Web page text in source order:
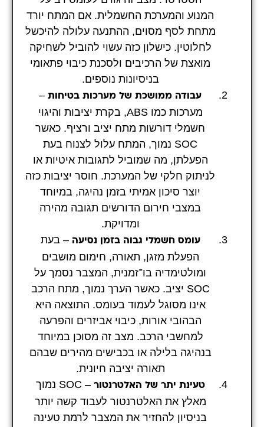
המנוע והמערכת החשמלית. אם המתח יורד
מתחת לסף מסוים, ההתנעה עלולה להיכשל
לחלוטין. כישלון כזה עשוי להוביל לשחיקה
מואצת של הרכיבים ולסכנת כיבוי פתאומי
בניסיונות נוספים.
עבודה ממושכת של מערכות בטיחות –
מערכות כמו ABS, בקרת יציבות והיגוי
חשמלי דורשות מתח יציב ורציף. כאשר
SOC נמוך, המתח עלול לצנוח בעת
הפעלתן, מה שמוביל לתגובות איטיות או
לניתוק חלקי של המערכת. חוסר יציבות כזה
יוצר סיכון אמיתי בזמן נהיגה, במיוחד
במצבי חירום הדורשים תגובה מהירה
ומדויקת.
עומס חשמלי גבוה בזמן נסיעה – בעת
הפעלת מזגן, תאורה, חימום מושבים
ומולטימדיה בו־זמנית, המצבר נסמך על
SOC יציב. כאשר הערך נמוך, מתח הרכב
אינו מסוגל לעמוד בעומס. התוצאה היא
הבהובי אורות, כיבוי אביזרים והפרעה
למחשבי הרכב. מצב זה מסוכן במיוחד
בנהיגה בלילה או בכבישים מהירים שבהם
תאורה יציבה חיונית.
טעינת יתר של האלטרנטור
– SOC נמוך
מאלץ את האלטרנטור לעבוד קשה יותר
בניסיון להחזיר את המצבר לרמת טעינה